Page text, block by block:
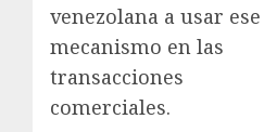
venezolana a usar ese
mecanismo en las
transacciones
comerciales.